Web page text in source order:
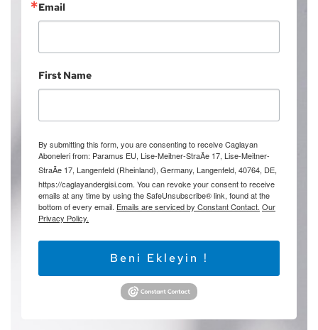
Email
First Name
By submitting this form, you are consenting to receive Caglayan
Aboneleri from: Paramus EU, Lise-Meitner-StraÃe 17, Lise-Meitner-
StraÃe 17, Langenfeld (Rheinland), Germany, Langenfeld, 40764, DE,
https://caglayandergisi.com. You can revoke your consent to receive
emails at any time by using the SafeUnsubscribe® link, found at the
bottom of every email. Emails are serviced by Constant Contact. Our
Privacy Policy.
Beni Ekleyin !